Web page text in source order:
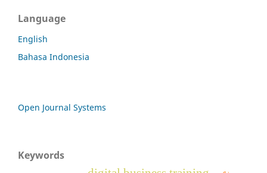
Language
English
Bahasa Indonesia
Open Journal Systems
Keywords